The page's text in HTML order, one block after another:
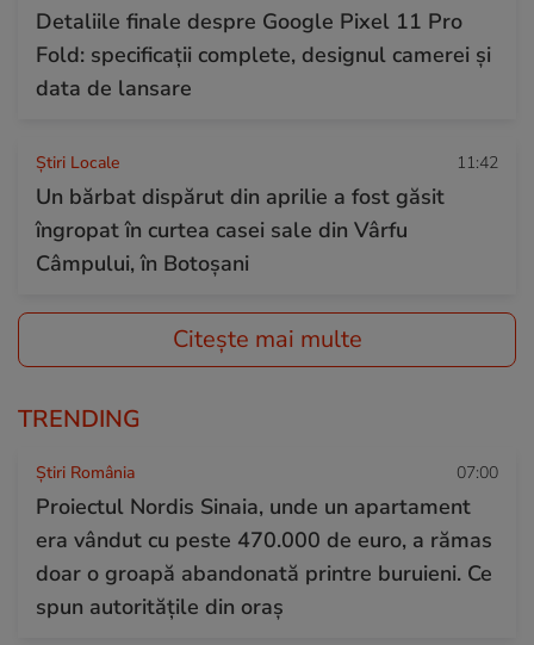
Detaliile finale despre Google Pixel 11 Pro
Fold: specificații complete, designul camerei și
data de lansare
Știri Locale 11:42
Un bărbat dispărut din aprilie a fost găsit
îngropat în curtea casei sale din Vârfu
Câmpului, în Botoșani
Citește mai multe
TRENDING
Știri România 07:00
Proiectul Nordis Sinaia, unde un apartament
era vândut cu peste 470.000 de euro, a rămas
doar o groapă abandonată printre buruieni. Ce
spun autoritățile din oraș